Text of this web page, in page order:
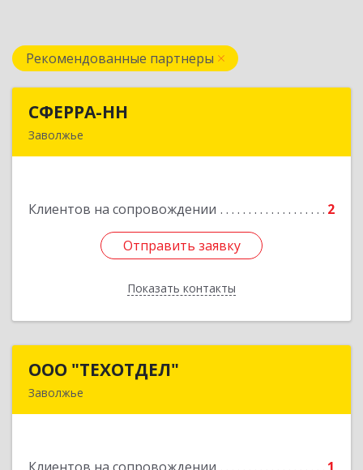
Рекомендованные партнеры
СФЕРРА-НН
Заволжье
Клиентов на сопровождении 2
Отправить заявку
Показать контакты
Отправить заявку
Назад
ООО "ТЕХОТДЕЛ"
Заволжье